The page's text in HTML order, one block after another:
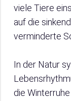
viele Tiere
auf die
verminderte
In der Natur
die